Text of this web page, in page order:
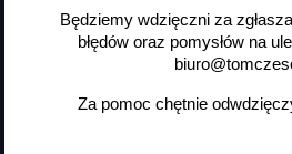
należy odnaleźć szczegóły w
Będziemy wdzięczni za
błędów oraz pomysłów na
Za pomoc chętnie